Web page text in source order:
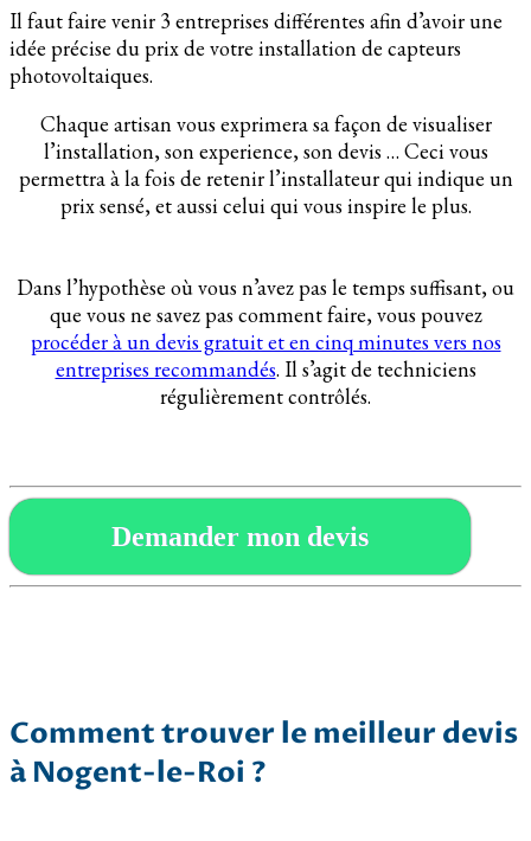
Il faut faire venir 3 entreprises différentes afin d’avoir une
idée précise du prix de votre installation de capteurs
photovoltaiques.
Chaque artisan vous exprimera sa façon de visualiser
l’installation, son experience, son devis … Ceci vous
permettra à la fois de retenir l’installateur qui indique un
prix sensé, et aussi celui qui vous inspire le plus.
Dans l’hypothèse où vous n’avez pas le temps suffisant, ou
que vous ne savez pas comment faire, vous pouvez
procéder à un devis gratuit et en cinq minutes vers nos
entreprises recommandés. Il s’agit de techniciens
régulièrement contrôlés.
Demander mon devis
Comment trouver le meilleur devis
à Nogent-le-Roi ?